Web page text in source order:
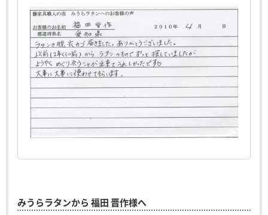
みうらラタンから 福田 晋作様へ